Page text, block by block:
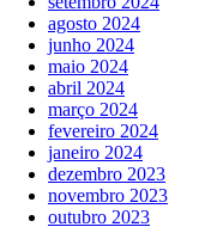
agosto 2024
junho 2024
maio 2024
abril 2024
março 2024
fevereiro 2024
janeiro 2024
dezembro 2023
novembro 2023
outubro 2023